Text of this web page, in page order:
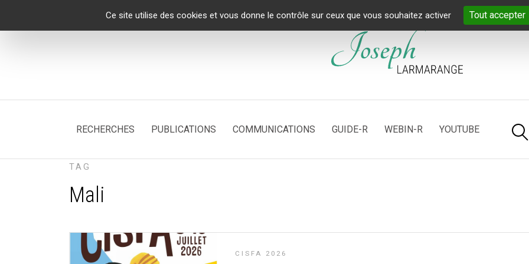
Ce site utilise des cookies et vous donne le contrôle sur ceux que vous souhaitez activer Tout accepter
RECHERCHES PUBLICATIONS COMMUNICATIONS GUIDE-R WEBIN-R YOUTUBE
TAG
Mali
CISFA 2026